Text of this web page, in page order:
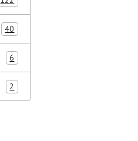
40
6
2